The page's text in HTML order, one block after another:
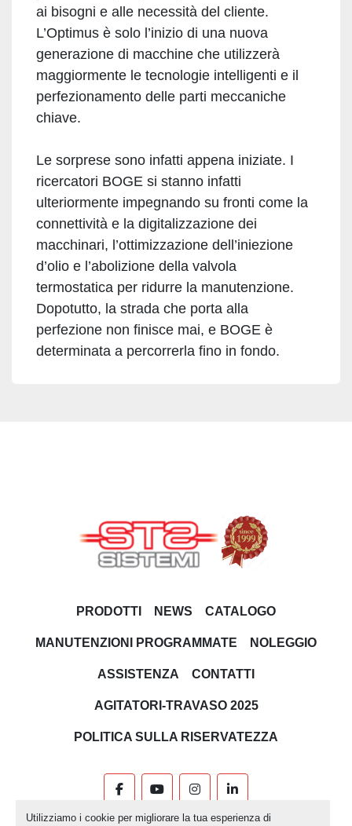
Utilizziamo i cookie per migliorare la tua esperienza di
ai bisogni e alle necessità del cliente.
L’Optimus è solo l’inizio di una nuova
generazione di macchine che utilizzerà
maggiormente le tecnologie intelligenti e il
perfezionamento delle parti meccaniche
chiave.
Le sorprese sono infatti appena iniziate. I
ricercatori BOGE si stanno infatti
ulteriormente impegnando su fronti come la
connettività e la digitalizzazione dei
macchinari, l’ottimizzazione dell’iniezione
d’olio e l’abolizione della valvola
termostatica per ridurre la manutenzione.
Dopotutto, la strada che porta alla
perfezione non finisce mai, e BOGE è
determinata a percorrerla fino in fondo.
PRODOTTI NEWS CATALOGO
MANUTENZIONI PROGRAMMATE NOLEGGIO
ASSISTENZA CONTATTI
AGITATORI-TRAVASO 2025
POLITICA SULLA RISERVATEZZA
facebookyoutubeinstagramlinkedin